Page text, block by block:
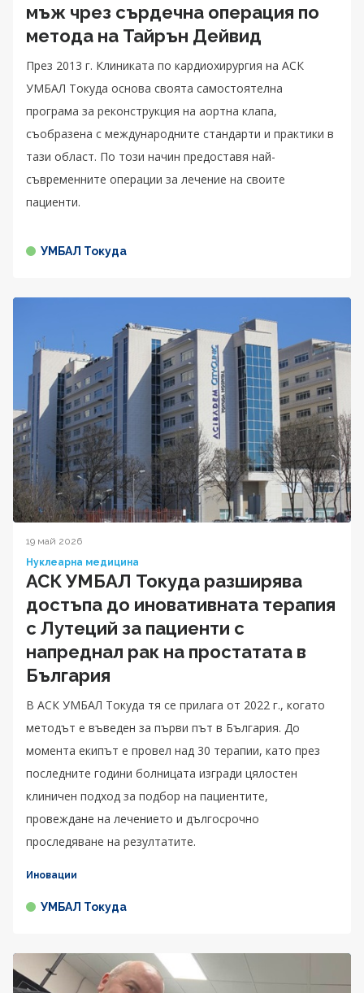
мъж чрез сърдечна операция по
метода на Тайрън Дейвид
През 2013 г. Клиниката по кардиохирургия на АСК
УМБАЛ Токуда основа своята самостоятелна
програма за реконструкция на аортна клапа,
съобразена с международните стандарти и практики в
тази област. По този начин предоставя най-
съвременните операции за лечение на своите
пациенти.
УМБАЛ Токуда
19 май 2026
Нуклеарна медицина
АСК УМБАЛ Токуда разширява
достъпа до иновативната терапия
с Лутеций за пациенти с
напреднал рак на простатата в
България
В АСК УМБАЛ Токуда тя се прилага от 2022 г., когато
методът е въведен за първи път в България. До
момента екипът е провел над 30 терапии, като през
последните години болницата изгради цялостен
клиничен подход за подбор на пациентите,
провеждане на лечението и дългосрочно
проследяване на резултатите.
Иновации
УМБАЛ Токуда